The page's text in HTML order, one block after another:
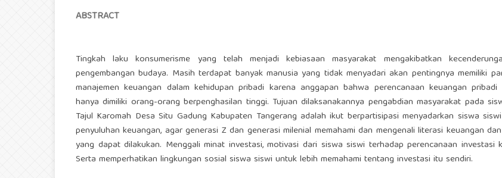
ABSTRACT
Tingkah laku konsumerisme yang telah menjadi kebiasaan masyarakat mengakibatkan
pengembangan budaya. Masih terdapat banyak manusia yang tidak menyadari akan pentingnya memiliki
manajemen keuangan dalam kehidupan pribadi karena anggapan bahwa perencanaan keuangan
hanya dimiliki orang-orang berpenghasilan tinggi. Tujuan dilaksanakannya pengabdian masyarakat pada
Tajul Karomah Desa Situ Gadung Kabupaten Tangerang adalah ikut berpartisipasi menyadarkan siswa
penyuluhan keuangan, agar generasi Z dan generasi milenial memahami dan mengenali literasi keuangan
yang dapat dilakukan. Menggali minat investasi, motivasi dari siswa siswi terhadap perencanaan investasi
Serta memperhatikan lingkungan sosial siswa siswi untuk lebih memahami tentang investasi itu sendiri.